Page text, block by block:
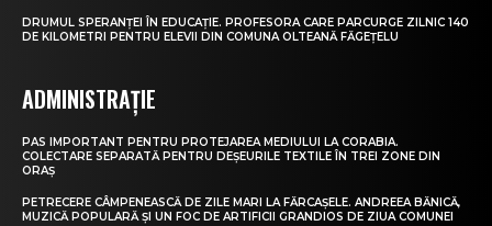
DRUMUL SPERANȚEI ÎN EDUCAȚIE. PROFESORA CARE PARCURGE ZILNIC 140
DE KILOMETRI PENTRU ELEVII DIN COMUNA OLTEANĂ FĂGEȚELU
ADMINISTRAȚIE
PAS IMPORTANT PENTRU PROTEJAREA MEDIULUI LA CORABIA.
COLECTARE SEPARATĂ PENTRU DEȘEURILE TEXTILE ÎN TREI ZONE DIN
ORAȘ
PETRECERE CÂMPENEASCĂ DE ZILE MARI LA FĂRCAȘELE. ANDREEA BĂNICĂ,
MUZICĂ POPULARĂ ȘI UN FOC DE ARTIFICII GRANDIOS DE ZIUA COMUNEI